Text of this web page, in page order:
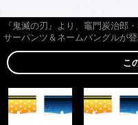
『鬼滅の刃』より、竈門炭治郎
サーパンツ＆ネームバングルが登
こ